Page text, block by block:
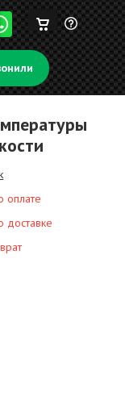
Задать
вопрос
Корзина
пуста
оплате